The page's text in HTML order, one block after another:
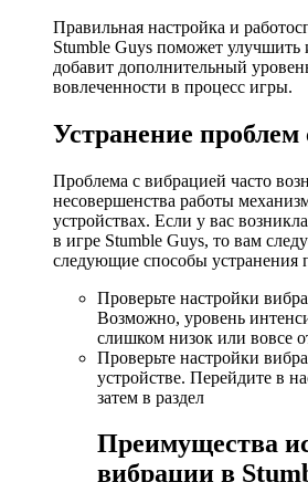
Правильная настройка и
Stumble Guys поможет улучшить
добавит дополнительный
вовлеченности в процесс игры.
Устранение проблем
Проблема с вибрацией часто
несовершенства работы
устройствах. Если у вас
в игре Stumble Guys, то вам
следующие способы устранения
Проверьте настройки
Возможно, уровень
слишком низок или вовсе
Проверьте настройки
устройстве. Перейдите в
затем в раздел
Преимущества
вибрации в